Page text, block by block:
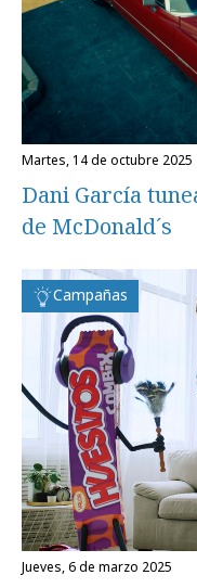
martes, 14 de octubre 2025
Dani García
de McDonald´s
Campañas
jueves, 6 de marzo 2025